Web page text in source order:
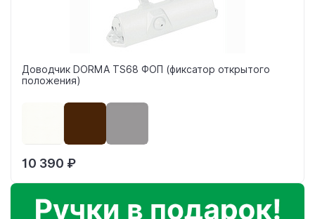
Доводчик DORMA TS68 ФОП (фиксатор открытого
положения)
10 390 ₽